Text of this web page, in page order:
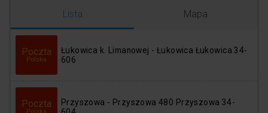
Rejestracja